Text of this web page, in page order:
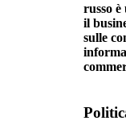
russo
il
sulle